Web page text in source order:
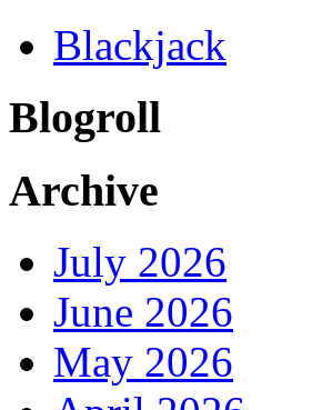
Blackjack
Blogroll
Archive
July 2026
June 2026
May 2026